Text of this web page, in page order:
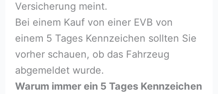
Versicherung meint.
Bei einem Kauf von einer EVB von
einem 5 Tages Kennzeichen sollten Sie
vorher schauen, ob das Fahrzeug
abgemeldet wurde.
Warum immer ein 5 Tages Kennzeichen